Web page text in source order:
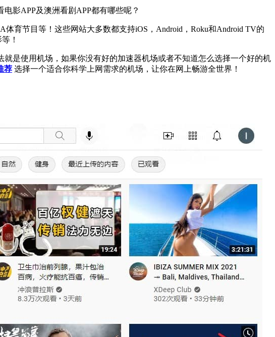
影APP及澳洲看剧APP都有哪些呢？
育节目等！这些网站大多数都支持iOS，Android，Roku和Android TV的
！
是使用机场，如果你没有好的加速器机场或者不知道怎么选择一个好的机
荐 选择一个适合你科学上网需求的机场，让你在网上畅游全世界！